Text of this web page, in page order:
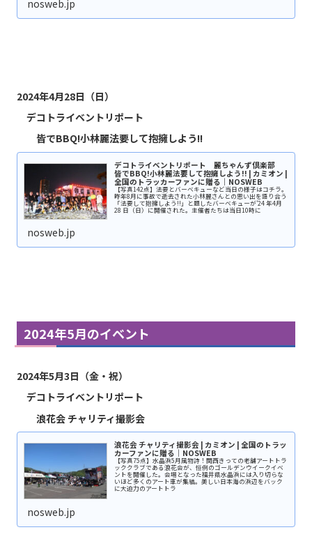
nosweb.jp
2024年4月28日（日）
デコトライベントリポート
皆でBBQ!小林麗法要して抱擁しよう!!
デコトライベントリポート 麗ちゃんず倶楽部
皆でBBQ!小林麗法要して抱擁しよう!! | カミオン |
全国のトラッカーファンに贈る｜NOSWEB
【写真142点】法要とバーベキューなど当日の様子はコチラ。
昨年8月に事故で逝去された小林麗さんとの思い出を語り合う
「法要して抱擁しよう!!」と題したバーベキューが’24 年4月
28 日（日）に開催された。主催者たちは当日10時に
nosweb.jp
2024年5月のイベント
2024年5月3日（金・祝）
デコトライベントリポート
浪花会 チャリティ撮影会
浪花会 チャリティ撮影会 | カミオン | 全国のトラッ
カーファンに贈る｜NOSWEB
【写真75点】水晶浜5月風物詩！関西きっての老舗アートトラ
ッククラブである浪花会が、恒例のゴールデンウイークイベ
ントを開催した。会場となった福井県水晶浜には入り切らな
いほど多くのアート車が集結。美しい日本海の浜辺をバック
に大迫力のアートトラ
nosweb.jp